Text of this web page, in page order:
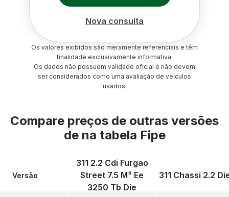
Nova consulta
Os valores exibidos são meramente referenciais e têm
finalidade exclusivamente informativa.
Os dados não possuem validade oficial e não devem
ser considerados como uma avaliação de veículos
usados.
Compare preços de outras versões
de na tabela Fipe
Versão
311 2.2 Cdi Furgao
Street 7.5 M³ Ee
3250 Tb Die
311 Chassi 2.2